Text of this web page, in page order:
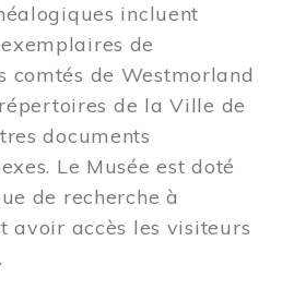
incluent
de
comtés de Westmorland
de la Ville de
documents
Le Musée est doté
de recherche à
avoir accès les visiteurs